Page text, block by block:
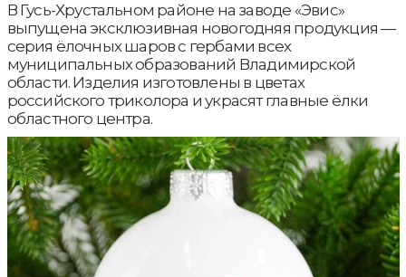
В Гусь-Хрустальном районе на заводе «Эвис»
выпущена эксклюзивная новогодняя продукция —
серия ёлочных шаров с гербами всех
муниципальных образований Владимирской
области. Изделия изготовлены в цветах
российского триколора и украсят главные ёлки
областного центра.